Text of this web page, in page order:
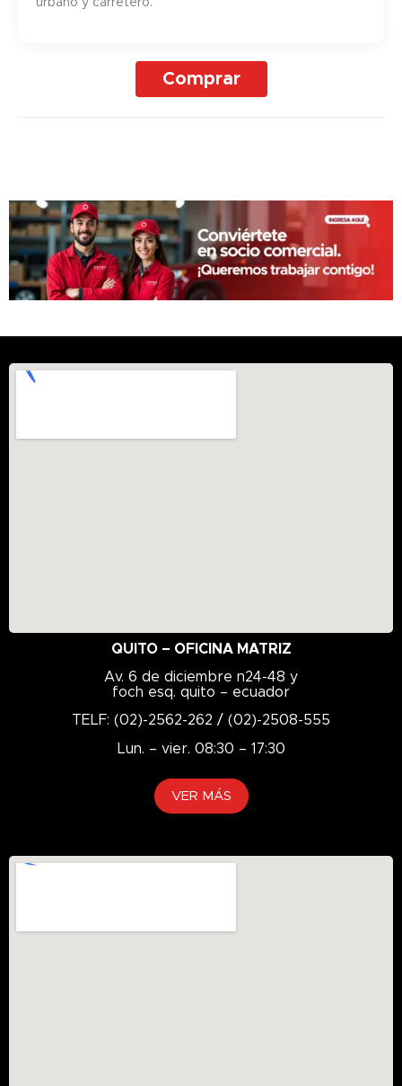
Comprar
QUITO – OFICINA MATRIZ
Av. 6 de diciembre n24-48 y
foch esq. quito – ecuador
TELF: (02)-2562-262 / (02)-2508-555
Lun. – vier. 08:30 – 17:30
VER MÁS